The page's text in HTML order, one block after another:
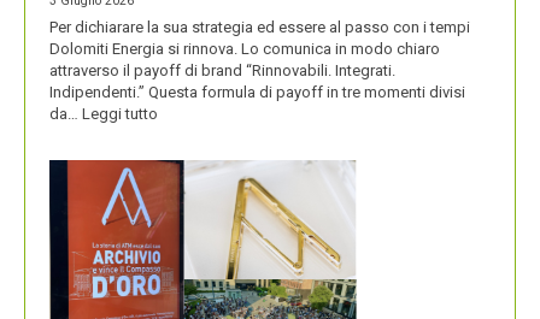
Per dichiarare la sua strategia ed essere al passo con i tempi
Dolomiti Energia si rinnova. Lo comunica in modo chiaro
attraverso il payoff di brand “Rinnovabili. Integrati.
Indipendenti.” Questa formula di payoff in tre momenti divisi
da… Leggi tutto
IL
NUOVO
LOGO
DOLOMITI
ENERGIA
MOSTRA
LA
SUA